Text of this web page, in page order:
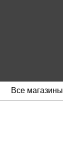
Все магазины